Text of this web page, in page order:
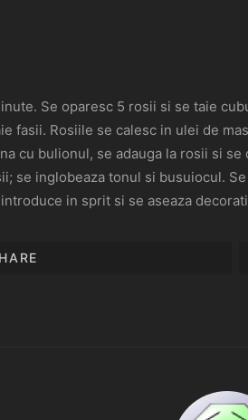
Se oparesc 5 rosii si se taie
fasii. Rosiile se calesc in ulei de
cu bulionul, se adauga la rosii si
se inglobeaza tonul si busuiocul.
in sprit si se aseaza